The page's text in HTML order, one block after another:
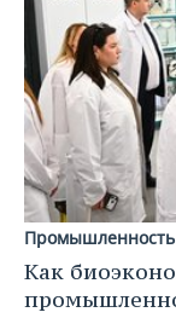
Промышленность
Как